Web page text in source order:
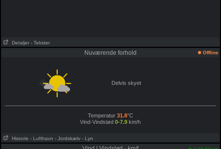
Detaljer - Tekster
Nuværende forhold Offline
Delvis skyet
Temperatur 31.8°C
Vind-Vindstød 0-7.9 km/h
Historie - Lufthavn - Jordskælv - Lyn